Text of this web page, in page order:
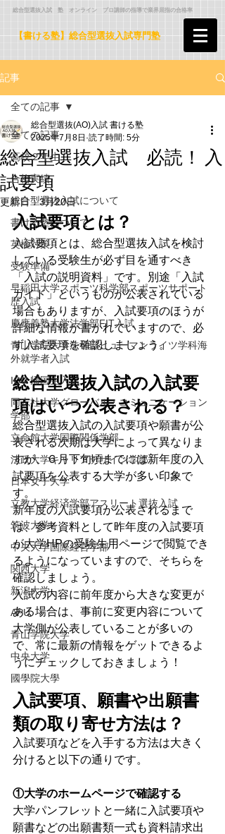
​ 総合型選抜入試 塾 オンライン プロ講師の指導で業界屈指の合格率
【書ける塾】総合型選抜入試専門塾
記事
全ての記事
高校２年生
合格実績
総合型選抜入試について
書ける塾について
英検対策
受験準備
早稲田大学スポーツ科学部スポーツサポート
歴入試
慶應義塾大学法学部FIT入試
青山学院大学法学部ヒューマンライツ学科海
外就学者入試
ICU 帰国生入試
同志社大学グローバル・コミュニケーション
学部
立命館大学国際関係学部
法政大学キャリアデザイン学部
日本女子大学
立教大学経済学部アスリート選抜入試
筑波大学
中央大学国際経営学部
関西大学
新潟大学
APU
青山学院大学
中央大学
國學院大學
全ての記事
総合型選抜入試 必読！ 入
試要項
総合型選抜(AO)入試 書ける塾
2025年7月8日 読了時間: 5分
更新日：3月20日
入試要項とは？
入試要項とは、総合型選抜入試を検討
している受験生が必ず目を通すべき
「入試の説明資料」です。別途「入試
ガイド」というものが公表されている
場合もありますが、入試要項のほうが
詳細な情報が書かれていますので、必
ず入試要項を確認しましょう。
総合型選抜入試の入試要
項はいつ公表される？
総合型選抜入試の入試要項や願書が公
表される次期は大学によって異なりま
すが、６月下旬頃までには新年度の入
試要項を公表する大学が多い印象で
す。
新年度の入試要項が公表されるまで
は、参考資料として昨年度の入試要項
が大学HPの受験生用ページで閲覧でき
るようになっていますので、そちらを
確認しましょう。
入試の内容に前年度から大きな変更が
ある場合は、事前に変更内容について
大学側が公表していることが多いの
で、常に最新の情報をゲットできるよ
うにチェックしておきましょう！
入試要項、願書や出願書
類の取り寄せ方法は？
入試要項などを入手する方法は大きく
分けると以下の通りです。
①大学のホームページで確認する
大学パンフレットと一緒に入試要項や
願書などの出願書類一式も資料請求出